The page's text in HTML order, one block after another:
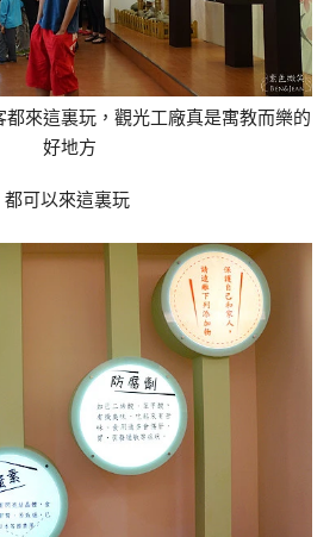
來這裏玩，觀光工廠真是寓教而樂的
好地方
可以來這裏玩